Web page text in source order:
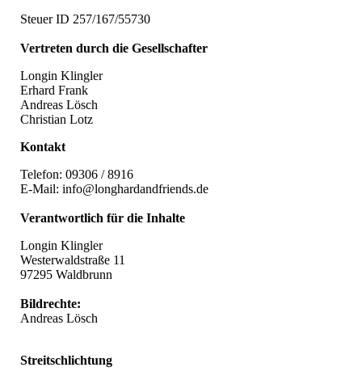
Steuer ID 257/167/55730
Vertreten durch die Gesellschafter
Longin Klingler
Erhard Frank
Andreas Lösch
Christian Lotz
Kontakt​
Telefon: 09306 / 8916
E-Mail: info@longhardandfriends.de
Verantwortlich für die Inhalte
Longin Klingler
Westerwaldstraße 11
97295 Waldbrunn
Bildrechte:
Andreas Lösch
Streitschlichtung​